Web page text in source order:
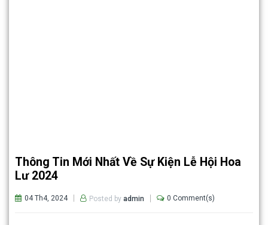
Thông Tin Mới Nhất Về Sự Kiện Lễ Hội Hoa
Lư 2024
04 Th4, 2024 Posted by admin 0 Comment(s)